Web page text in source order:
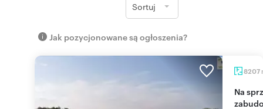
Sortuj
Jak pozycjonowane są ogłoszenia?
8207
Na sprzedaż działka 8 207 m² z warunkami